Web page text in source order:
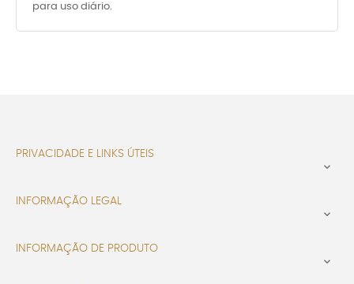
para uso diário.
PRIVACIDADE E LINKS ÚTEIS

INFORMAÇÃO LEGAL

INFORMAÇÃO DE PRODUTO
